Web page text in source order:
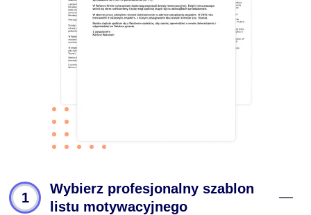
1
Wybierz profesjonalny szablon
listu motywacyjnego